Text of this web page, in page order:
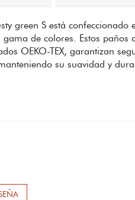
green S está
de colores. Estos
OEKO-TEX, garantizan
su suavidad y